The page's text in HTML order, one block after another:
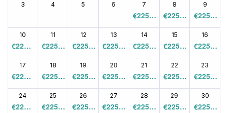
3 4 5 6 7
€225.0
0
8
€225.0
0
9
€225.0
0
10
€225.0
0
11
€225.0
0
12
€225.0
0
13
€225.0
0
14
€225.0
0
15
€225.0
0
16
€225.0
0
17
€225.0
0
18
€225.0
0
19
€225.0
0
20
€225.0
0
21
€225.0
0
22
€225.0
0
23
€225.0
0
24
€225.0
25
€225.0
26
€225.0
27
€225.0
28
€225.0
29
€225.0
30
€225.0